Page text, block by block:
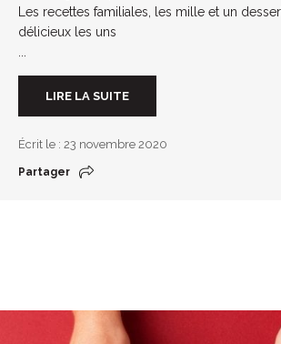
Les recettes familiales, les mille et un
délicieux les uns
LIRE LA SUITE
Écrit le : 23 novembre 2020
Partager